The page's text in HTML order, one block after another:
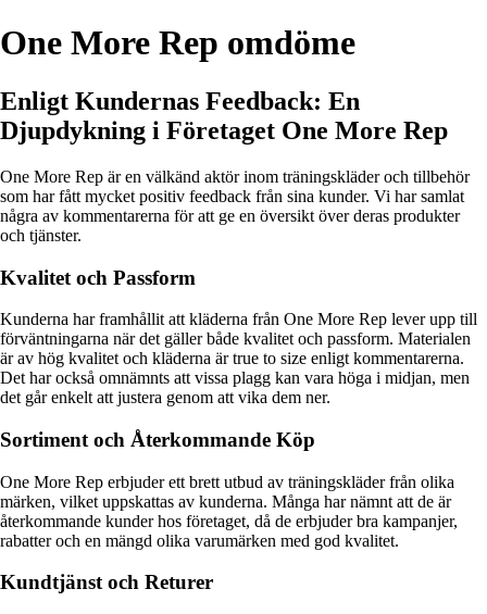
One More Rep omdöme
Enligt Kundernas Feedback: En
Djupdykning i Företaget One More Rep
One More Rep är en välkänd aktör inom träningskläder och tillbehör
som har fått mycket positiv feedback från sina kunder. Vi har samlat
några av kommentarerna för att ge en översikt över deras produkter
och tjänster.
Kvalitet och Passform
Kunderna har framhållit att kläderna från One More Rep lever upp till
förväntningarna när det gäller både kvalitet och passform. Materialen
är av hög kvalitet och kläderna är true to size enligt kommentarerna.
Det har också omnämnts att vissa plagg kan vara höga i midjan, men
det går enkelt att justera genom att vika dem ner.
Sortiment och Återkommande Köp
One More Rep erbjuder ett brett utbud av träningskläder från olika
märken, vilket uppskattas av kunderna. Många har nämnt att de är
återkommande kunder hos företaget, då de erbjuder bra kampanjer,
rabatter och en mängd olika varumärken med god kvalitet.
Kundtjänst och Returer